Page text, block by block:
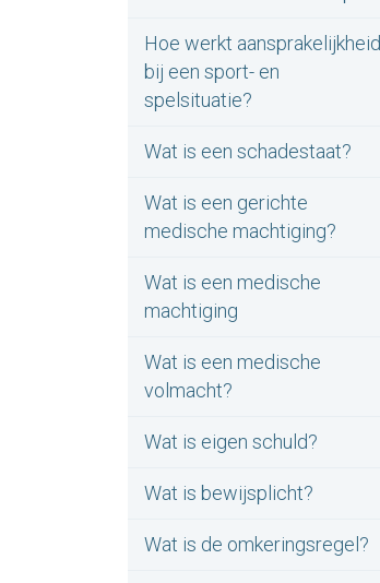
Hoe werkt aansprakelijkheid
bij een sport- en
spelsituatie?
Wat is een schadestaat?
Wat is een gerichte
medische machtiging?
Wat is een medische
machtiging
Wat is een medische
volmacht?
Wat is eigen schuld?
Wat is bewijsplicht?
Wat is de omkeringsregel?